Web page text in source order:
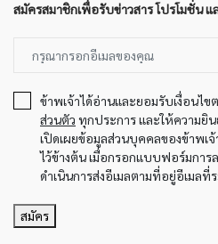
สมัครสมาชิกเพื่อรับข่าวสาร โปรโมชั่น แ
ข้าพเจ้าได้อ่านและยอมรับเงื่อนไข
ส่วนตัว ทุกประการ และให้ความยิน
เปิดเผยข้อมูลส่วนบุคคลของข้าพเ
ไว้ข้างต้น เมื่อกรอกแบบฟอร์มกา
ดำเนินการส่งอีเมลตามที่อยู่อีเมลที่
สมัคร